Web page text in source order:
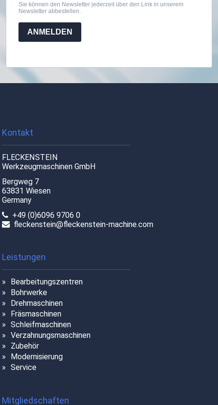
Sie können den Newsletter jederzeit über den Link in unserem
Newsletter abbestellen.
ANMELDEN
Kontakt
FLECKENSTEIN
Werkzeugmaschinen GmbH
Bergweg 7
63831 Wiesen
Germany
+49 (0)6096 9706 0
fleckenstein@fleckenstein-machine.com
Leistungen
Bearbeitungszentren
Bohrwerke
Drehmaschinen
Fräsmaschinen
Schleifmaschinen
Verzahnungsmaschinen
Zubehör
Modernisierung
Service
Mitgliedschaften